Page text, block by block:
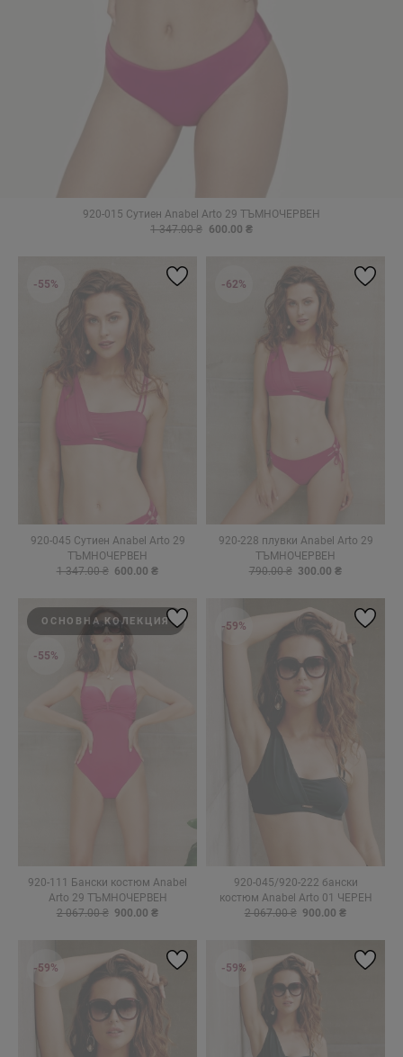
920-015 Сутиен Anabel Arto 29 ТЪМНОЧЕРВЕН
1 347.00 ₴ 600.00 ₴
920-045 Сутиен Anabel Arto 29
ТЪМНОЧЕРВЕН
1 347.00 ₴ 600.00 ₴
-55%
920-228 плувки Anabel Arto 29
ТЪМНОЧЕРВЕН
790.00 ₴ 300.00 ₴
-62%
920-111 Бански костюм Anabel
Arto 29 ТЪМНОЧЕРВЕН
2 067.00 ₴ 900.00 ₴
ОСНОВНА КОЛЕКЦИЯ
-55%
920-045/920-222 бански
костюм Anabel Arto 01 ЧЕРЕН
2 067.00 ₴ 900.00 ₴
-59%
-59% -59%